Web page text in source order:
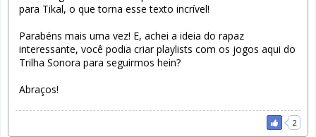
para Tikal, o que torna esse texto incrível!
Parabéns mais uma vez! E, achei a ideia do rapaz
interessante, você podia criar playlists com os jogos aqui do
Trilha Sonora para seguirmos hein?
Abraços!
2